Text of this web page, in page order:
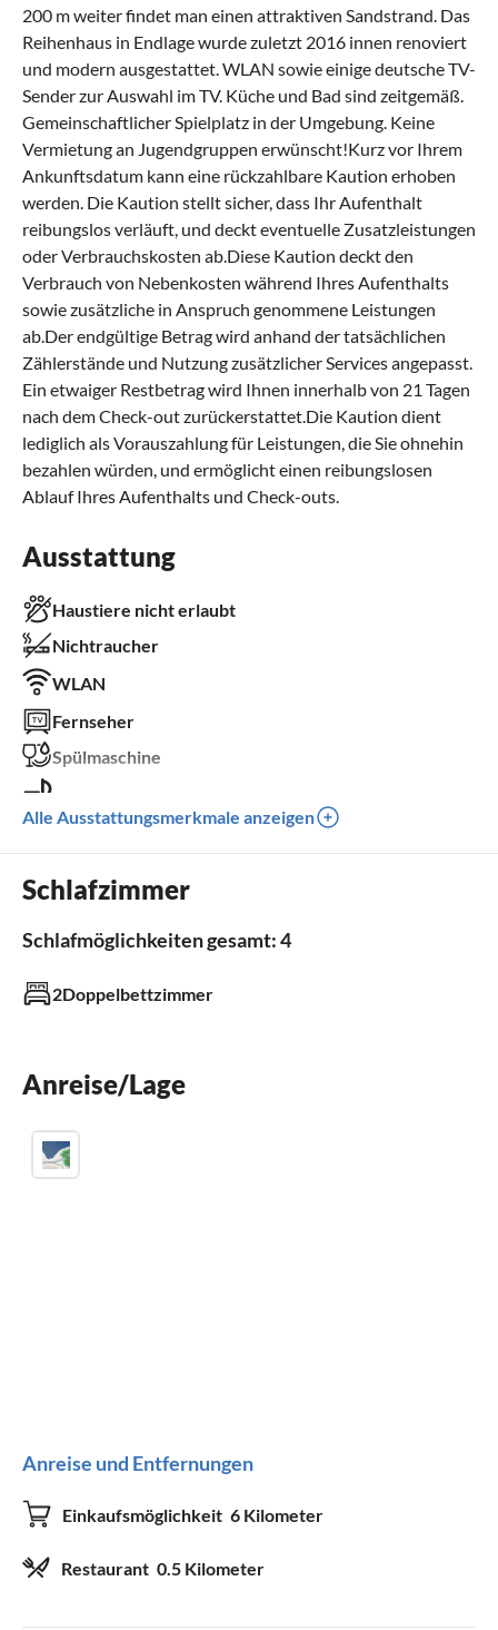
200 m weiter findet man einen attraktiven Sandstrand. Das
Reihenhaus in Endlage wurde zuletzt 2016 innen renoviert
und modern ausgestattet. WLAN sowie einige deutsche TV-
Sender zur Auswahl im TV. Küche und Bad sind zeitgemäß.
Gemeinschaftlicher Spielplatz in der Umgebung. Keine
Vermietung an Jugendgruppen erwünscht!Kurz vor Ihrem
Ankunftsdatum kann eine rückzahlbare Kaution erhoben
werden. Die Kaution stellt sicher, dass Ihr Aufenthalt
reibungslos verläuft, und deckt eventuelle Zusatzleistungen
oder Verbrauchskosten ab.Diese Kaution deckt den
Verbrauch von Nebenkosten während Ihres Aufenthalts
sowie zusätzliche in Anspruch genommene Leistungen
ab.Der endgültige Betrag wird anhand der tatsächlichen
Zählerstände und Nutzung zusätzlicher Services angepasst.
Ein etwaiger Restbetrag wird Ihnen innerhalb von 21 Tagen
nach dem Check-out zurückerstattet.Die Kaution dient
lediglich als Vorauszahlung für Leistungen, die Sie ohnehin
bezahlen würden, und ermöglicht einen reibungslosen
Ablauf Ihres Aufenthalts und Check-outs.
Ausstattung
Haustiere nicht erlaubt
Nichtraucher
WLAN
Fernseher
Spülmaschine
Außenbereich
Küche
Gefrierfach
Geeignet für
Alle Ausstattungsmerkmale anzeigen
Schlafzimmer
Schlafmöglichkeiten gesamt: 4
2Doppelbettzimmer
Anreise/Lage
Anreise und Entfernungen
Einkaufsmöglichkeit 6 Kilometer
Restaurant 0.5 Kilometer